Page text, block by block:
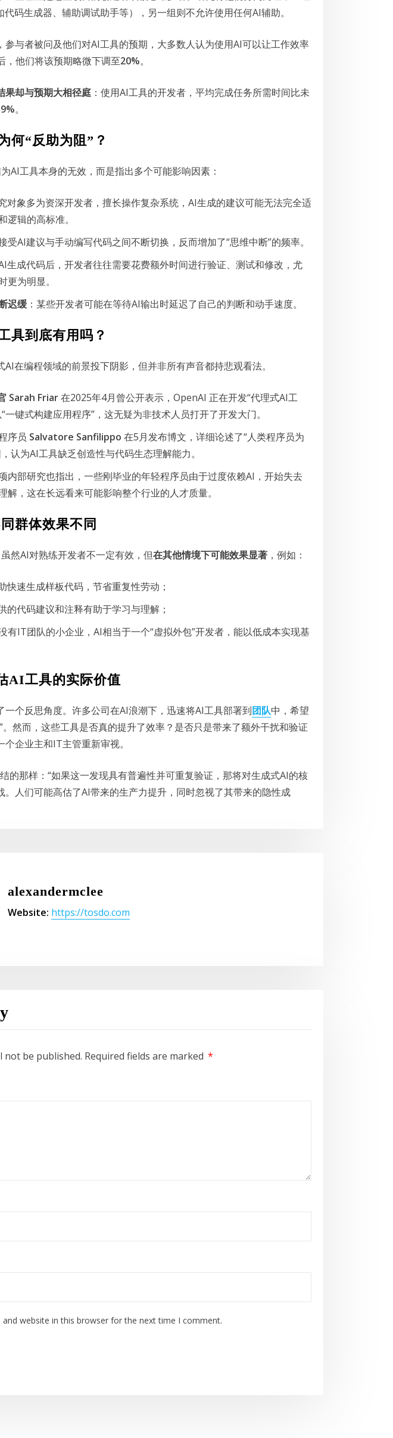
码生成器、辅助调试助手等），另一组则不允许使用任何AI辅助。
参与者被问及他们对AI工具的预期，大多数人认为使用AI可以让工作效率
，他们将该预期略微下调至20%。
果却与预期大相径庭 ：使用AI工具的开发者，平均完成任务所需时间比未
。
何“反助为阻”？
AI工具本身的无效，而是指出多个可能影响因素：
对象多为资深开发者，擅长操作复杂系统，AI生成的建议可能无法完全适
逻辑的高标准。
受AI建议与手动编写代码之间不断切换，反而增加了“思维中断”的频率。
生成代码后，开发者往往需要花费额外时间进行验证、测试和修改，尤
更为明显。
迟缓 ：某些开发者可能在等待AI输出时延迟了自己的判断和动手速度。
具到底有用吗？
在编程领域的前景投下阴影，但并非所有声音都持悲观看法。
Sarah Friar在2025年4月曾公开表示，OpenAI 正在开发“代理式AI工
一键式构建应用程序”，这无疑为非技术人员打开了开发大门。
序员 Salvatore Sanfilippo 在5月发布博文，详细论述了“人类程序员为
认为AI工具缺乏创造性与代码生态理解能力。
内部研究也指出，一些刚毕业的年轻程序员由于过度依赖AI，开始失去
解，这在长远看来可能影响整个行业的人才质量。
群体效果不同
然AI对熟练开发者不一定有效，但在其他情境下可能效果显著 ，例如：
快速生成样板代码，节省重复性劳动；
的代码建议和注释有助于学习与理解；
有IT团队的小企业，AI相当于一个“虚拟外包”开发者，能以低成本实现基
AI工具的实际价值
一个反思角度。许多公司在AI浪潮下，迅速将AI工具部署到团队中，希望
。然而，这些工具是否真的提升了效率？是否只是带来了额外干扰和验证
企业主和IT主管重新审视。
的那样：“如果这一发现具有普遍性并可重复验证，那将对生成式AI的核
。人们可能高估了AI带来的生产力提升，同时忽视了其带来的隐性成
alexandermclee
Website: https://tosdo.com
not be published. Required fields are marked *
and website in this browser for the next time I comment.